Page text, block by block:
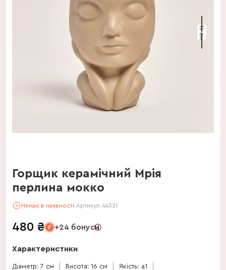
16 см
Горщик керамічний Мрія
перлина мокко
Немає в наявності Артикул: 44321
480 ₴ +24 бонуси
Характеристики
Діаметр: 7 см Висота: 16 см Якість: a1